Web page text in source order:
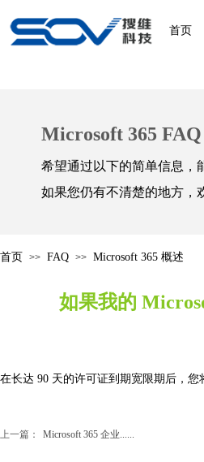
首页
Microsoft 365 FAQ
希望通过以下的简单信息，
如果您仍有不清楚的地方，
首页 >> FAQ >> Microsoft 365 概述
如果我的
在长达 90 天的许可证到期宽限期后，您
上一篇： Microsoft 365 企业......